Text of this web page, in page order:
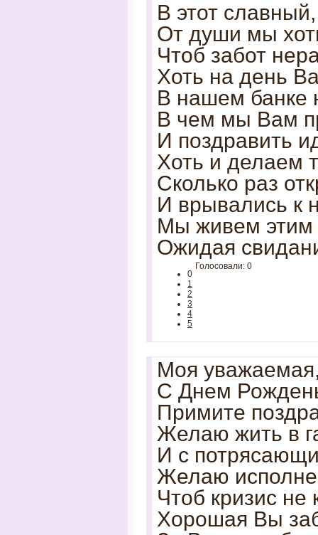
В этот
От души мы
Чтоб забот
Хоть на день
В нашем банке
В чем мы Вам
И поздравить
Хоть и делаем
Сколько раз
И врывались к
Мы живем этим
Ожидая
0
1
2
3
4
5
Голосовали: 0
Моя
С Днем
Примите
Желаю жить в
И с
Желаю
Чтоб кризис
Хорошая Вы